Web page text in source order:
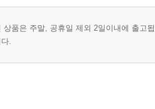
상품은 주말, 공휴일 제외 2일이내에 출고
.